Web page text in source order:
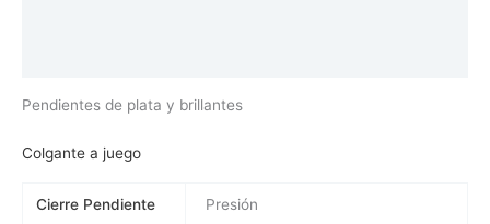
Pendientes de plata y brillantes
Colgante a juego
Cierre Pendiente Presión